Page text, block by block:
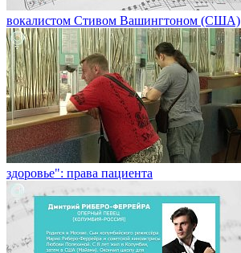
вокалистом Стивом Вашингтоном (США)
здоровье": права пациента